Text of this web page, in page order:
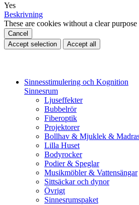
Yes
Beskrivning
These are cookies without a clear
Cancel
Accept selection
Accept all
Sinnesstimulering och Kognition
Sinnesrum
Ljuseffekter
Bubbelrör
Fiberoptik
Projektorer
Bollhav & Mjuklek &
Lilla Huset
Bodyrocker
Podier & Speglar
Musikmöbler & Vattensängar
Sittsäckar och dynor
Övrigt
Sinnesrumspaket